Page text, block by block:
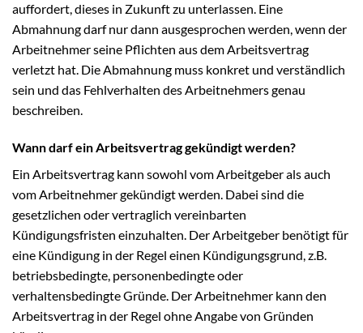
auffordert, dieses in Zukunft zu unterlassen. Eine
Abmahnung darf nur dann ausgesprochen werden, wenn der
Arbeitnehmer seine Pflichten aus dem Arbeitsvertrag
verletzt hat. Die Abmahnung muss konkret und verständlich
sein und das Fehlverhalten des Arbeitnehmers genau
beschreiben.
Wann darf ein Arbeitsvertrag gekündigt werden?
Ein Arbeitsvertrag kann sowohl vom Arbeitgeber als auch
vom Arbeitnehmer gekündigt werden. Dabei sind die
gesetzlichen oder vertraglich vereinbarten
Kündigungsfristen einzuhalten. Der Arbeitgeber benötigt für
eine Kündigung in der Regel einen Kündigungsgrund, z.B.
betriebsbedingte, personenbedingte oder
verhaltensbedingte Gründe. Der Arbeitnehmer kann den
Arbeitsvertrag in der Regel ohne Angabe von Gründen